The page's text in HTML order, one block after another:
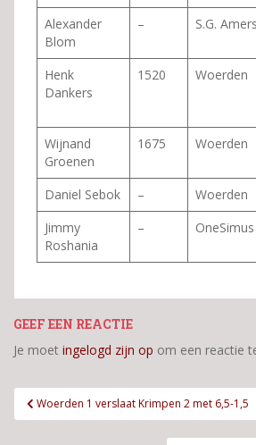
Alexander
Blom
– S.G.
Henk
Dankers
1520 Woerden
Wijnand
Groenen
1675 Woerden
Daniel Sebok – Woerden
Jimmy
Roshania
– OneSimus
GEEF EEN REACTIE
Je moet ingelogd zijn op om een reactie
Bericht
navigatie
Woerden 1 verslaat Krimpen 2 met 6,5-1,5